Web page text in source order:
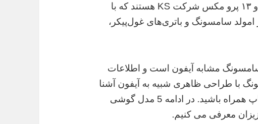
مکس، ۱۵ پرو مکس، ۱۴ پرو مکس و ۱۳ پرو مکس شرکت KS هستند که با
سامسونگ و باتری‌های غول‌پیکر،
مشابه آیفون است و اطلاعات
با طراحی ظاهری شبیه به آیفون آشنا
شوید، با این وبلاگ از ان آی سی شاپ همراه باشید. در ادامه 5 مدل گوشی
معرفی می کنیم.